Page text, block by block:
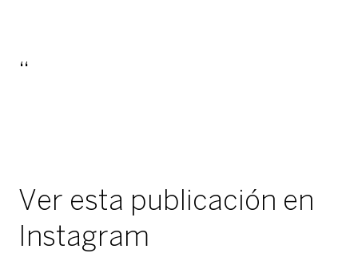
Ver esta publicación en
Instagram